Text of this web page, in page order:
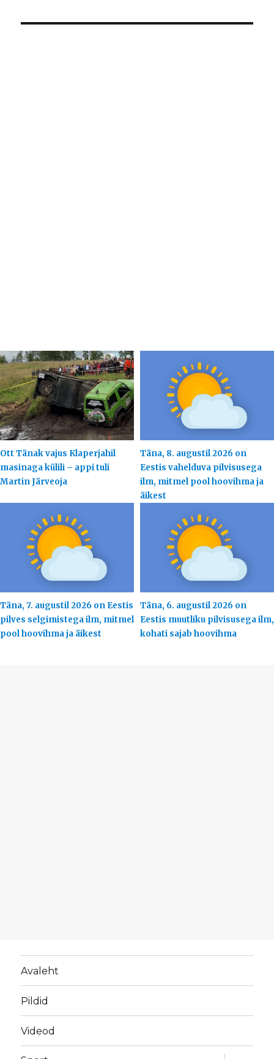
Ott Tänak vajus Klaperjahil
masinaga külili – appi tuli
Martin Järveoja
Täna, 8. augustil 2026 on
Eestis vahelduva pilvisusega
ilm, mitmel pool hoovihma ja
äikest
Täna, 7. augustil 2026 on Eestis
pilves selgimistega ilm, mitmel
pool hoovihma ja äikest
Täna, 6. augustil 2026 on
Eestis muutliku pilvisusega ilm,
kohati sajab hoovihma
Avaleht
Pildid
Videod